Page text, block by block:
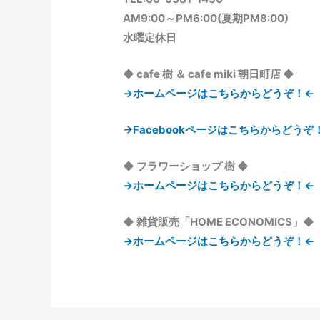
AM9:00～PM6:00(夏期PM8:00)
水曜定休日
◆ cafe 樹 ＆ cafe miki 朝日町店 ◆
→ホームページはこちらからどうぞ！←
→Facebookページはこちらからどうぞ
◆ フラワーショップ 樹 ◆
→ホームページはこちらからどうぞ！←
◆ 雑貨販売「HOME ECONOMICS」◆
→ホームページはこちらからどうぞ！←